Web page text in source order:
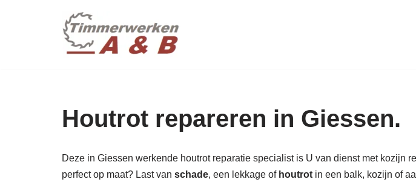
Houtrot repareren in Giessen.
Deze in Giessen werkende houtrot reparatie specialist is U van dienst met kozijn
perfect op maat? Last van schade, een lekkage of houtrot in een balk, kozijn of